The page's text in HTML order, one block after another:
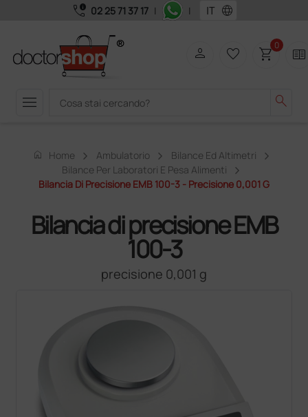
call_quality 02 25 71 37 17 | | language
menu search
person favorite_border shopping_cart0 two_pager
home Home Ambulatorio
Bilance Ed Altimetri
Bilance Per Laboratori E Pesa Alimenti
Bilancia Di Precisione EMB 100-3 - Precisione 0,001 G
Bilancia di precisione EMB
100-3
precisione 0,001 g